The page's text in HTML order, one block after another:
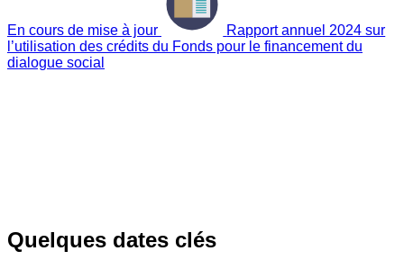
En cours de mise à jour
Rapport annuel 2024 sur
l’utilisation des crédits du Fonds pour le financement du
dialogue social
Quelques dates clés